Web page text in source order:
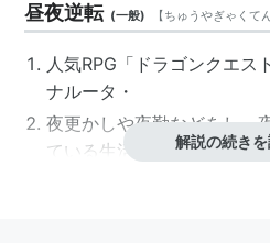
昼夜逆転 (一般) 【ちゅうやぎゃくて
人気RPG「ドラゴンクエス
ナルータ・
夜更かしや夜勤などをし、
ている生活あるいはその様
解説の続き